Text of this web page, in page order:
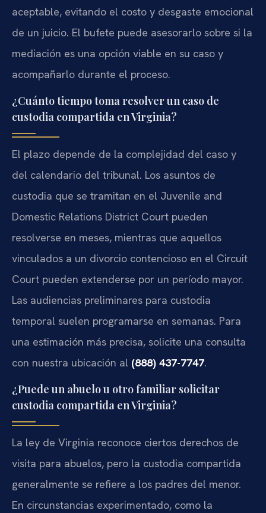
aceptable, evitando el costo y desgaste emocional
de un juicio. El bufete puede asesorarlo sobre si la
mediación es una opción viable en su caso y
acompañarlo durante el proceso.
¿Cuánto tiempo toma resolver un caso de
custodia compartida en Virginia?
El plazo depende de la complejidad del caso y
del calendario del tribunal. Los asuntos de
custodia que se tramitan en el Juvenile and
Domestic Relations District Court pueden
resolverse en meses, mientras que aquellos
vinculados a un divorcio contencioso en el Circuit
Court pueden extenderse por un período mayor.
Las audiencias preliminares para custodia
temporal suelen programarse en semanas. Para
una estimación más precisa, solicite una consulta
con nuestra ubicación al (888) 437-7747.
¿Puede un abuelo u otro familiar solicitar
custodia compartida en Virginia?
La ley de Virginia reconoce ciertos derechos de
visita para abuelos, pero la custodia compartida
generalmente se refiere a los padres del menor.
En circunstancias experimentado, como la